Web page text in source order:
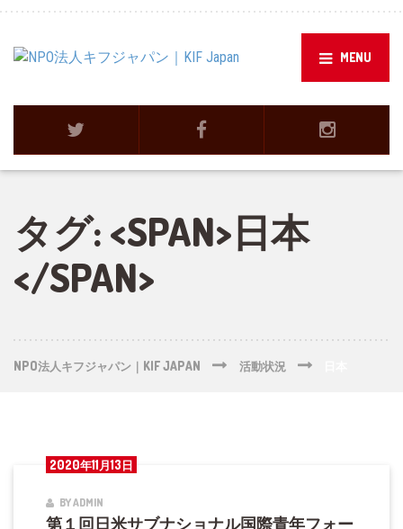
MENU
タグ: <SPAN>日本
</SPAN>
NPO法人キフジャパン｜KIF JAPAN 活動状況
2020年11月13日
BY ADMIN
第１回日米サブナショナル国際青年フォー